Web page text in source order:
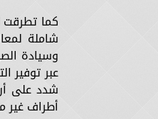
كما تطرقت
شاملة
وسيادة
عبر توفير
شدد على
أطراف غير